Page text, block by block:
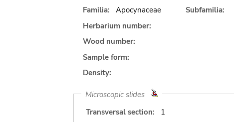
Familia:
Apocynaceae
Subfamilia:
Herbarium number:
Wood number:
Sample form:
Density:
Microscopic slides
Transversal section:
1